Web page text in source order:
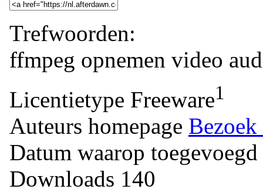
Trefwoorden:
ffmpeg opnemen video
Licentietype Freeware1
Auteurs homepage
Datum waarop toegevoegd
Downloads 140